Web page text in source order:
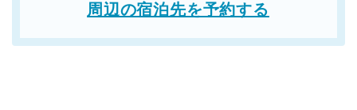
周辺の宿泊先を予約する